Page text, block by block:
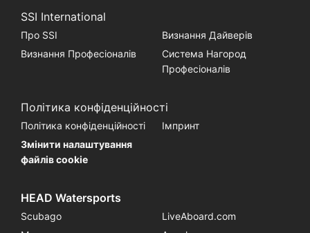
SSI International
Про SSI
Визнання Дайверів
Визнання Професіоналів
Система Нагород
Професіоналів
Політика конфіденційності
Політика конфіденційності
Імпринт
Змінити налаштування
файлів cookie
HEAD Watersports
Scubago
LiveAboard.com